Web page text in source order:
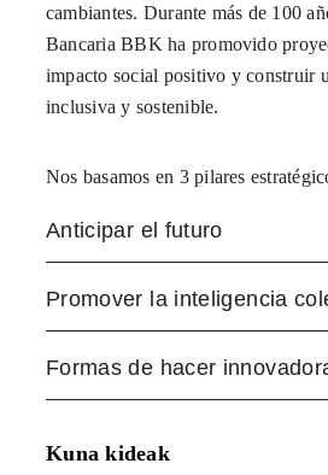
cambiantes. Durante más de 100
Bancaria BBK ha promovido
impacto social positivo y construir
inclusiva y sostenible.
Nos basamos en 3 pilares
Anticipar el futuro
Promover la inteligencia
Formas de hacer
Kuna kideak